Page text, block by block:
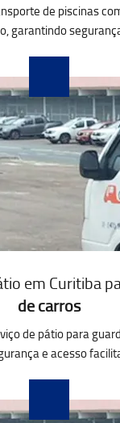
de piscinas
garantindo
em Curitiba
de carros
de pátio para
e acesso